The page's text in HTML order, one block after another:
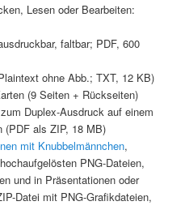
Lesen oder Bearbeiten:
faltbar; PDF, 600
ohne Abb.; TXT, 12 KB)
(9 Seiten + Rückseiten)
Duplex-Ausdruck auf einem
(PDF als ZIP, 18 MB)
mit Knubbelmännchen,
PNG-Dateien,
und in Präsentationen oder
Datei mit PNG-Grafikdateien,